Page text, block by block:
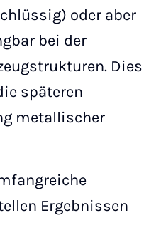
oder aber
bei der
Dies
späteren
metallischer
Ergebnissen